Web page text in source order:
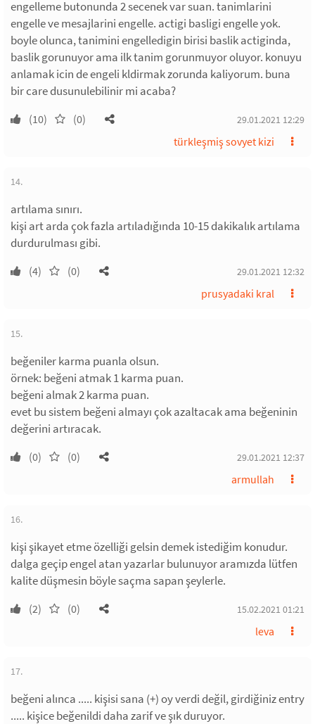
engelleme butonunda 2 secenek var suan. tanimlarini
engelle ve mesajlarini engelle. actigi basligi engelle yok.
boyle olunca, tanimini engelledigin birisi baslik actiginda,
baslik gorunuyor ama ilk tanim gorunmuyor oluyor. konuyu
anlamak icin de engeli kldirmak zorunda kaliyorum. buna
bir care dusunulebilinir mi acaba?
(10) (0) 29.01.2021 12:29
türkleşmiş sovyet kizi
14.
artılama sınırı.
kişi art arda çok fazla artıladığında 10-15 dakikalık artılama
durdurulması gibi.
(4) (0) 29.01.2021 12:32
prusyadaki kral
15.
beğeniler karma puanla olsun.
örnek: beğeni atmak 1 karma puan.
beğeni almak 2 karma puan.
evet bu sistem beğeni almayı çok azaltacak ama beğeninin
değerini artıracak.
(0) (0) 29.01.2021 12:37
armullah
16.
kişi şikayet etme özelliği gelsin demek istediğim konudur.
dalga geçip engel atan yazarlar bulunuyor aramızda lütfen
kalite düşmesin böyle saçma sapan şeylerle.
(2) (0) 15.02.2021 01:21
leva
17.
beğeni alınca ..... kişisi sana (+) oy verdi değil, girdiğiniz entry
..... kişice beğenildi daha zarif ve şık duruyor.